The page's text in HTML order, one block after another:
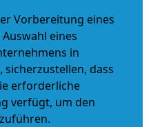
Vorbereitung eines
eines
in
sicherzustellen, dass
erforderliche
verfügt, um den